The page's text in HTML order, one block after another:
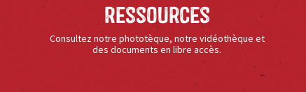
Ressources
Consultez notre phototèque, notre vidéothèque et
des documents en libre accès.